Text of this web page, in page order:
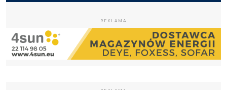
REKLAMA